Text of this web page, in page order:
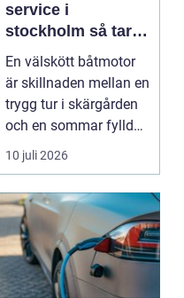
service i
stockholm så tar
du hand om din
båtmotor på rätt
sätt
En välskött båtmotor
är skillnaden mellan en
trygg tur i skärgården
och en sommar fylld
av ofrivilli...
10 juli 2026